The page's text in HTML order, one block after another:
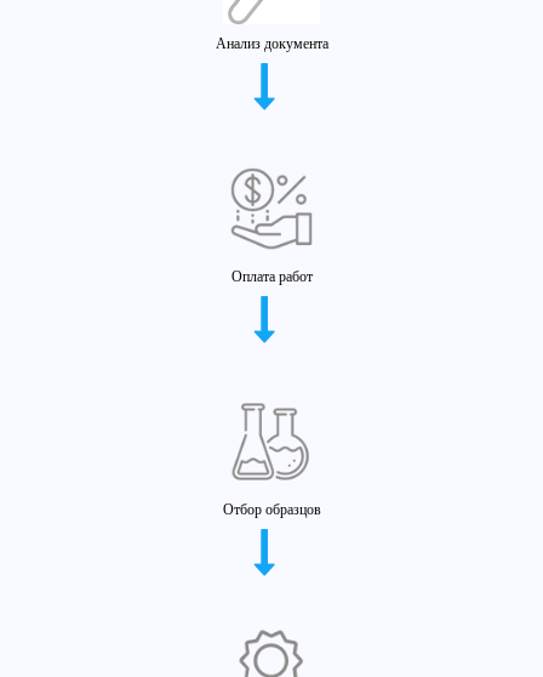
Анализ документа
Оплата работ
Отбор образцов